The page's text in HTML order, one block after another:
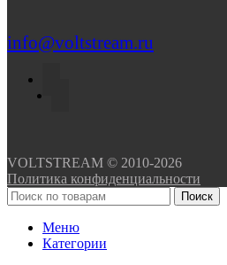
info@voltstream.ru
VOLTSTREAM © 2010-2026
Политика конфиденциальности
Поиск
Меню
Категории